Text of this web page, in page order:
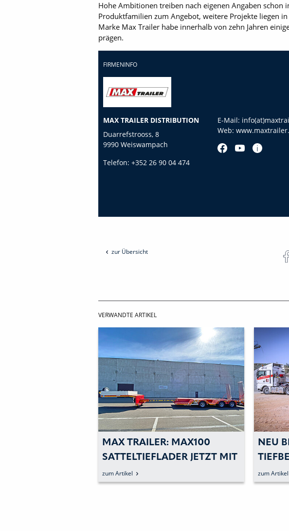
Hohe Ambitionen treiben nach eigenen Angaben
Produktfamilien zum Angebot, weitere Projekte liegen
Marke Max Trailer habe innerhalb von zehn Jahren
prägen.
FIRMENINFO
MAX TRAILER DISTRIBUTION
Duarrefstrooss, 8
9990 Weiswampach
Telefon: +352 26 90 04 474
E-Mail:
Web:
zur Übersicht
VERWANDTE ARTIKEL
MAX TRAILER: MAX100
SATTELTIEFLADER JETZT MIT
AUSZUG UND ZWEI PAAR
RADMULDEN
zum Artikel
NEU
zum Artikel